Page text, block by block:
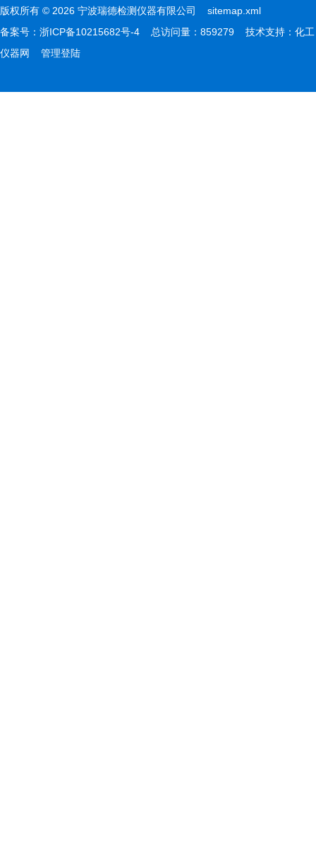
版权所有 © 2026 宁波瑞德检测仪器有限公司 sitemap.xml
备案号： 浙ICP备10215682号-4 总访问量：859279 技术支持： 化工
仪器网
管理登陆